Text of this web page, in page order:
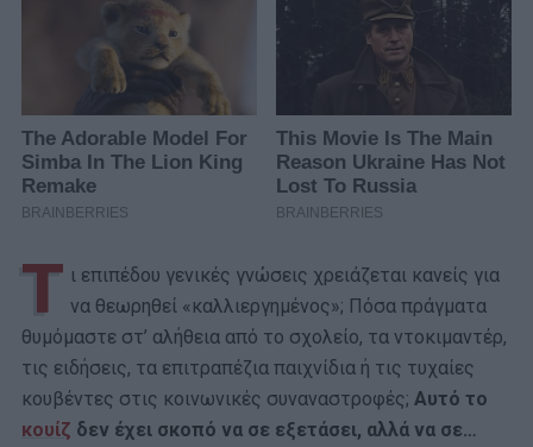
Τ ι επιπέδου γενικές γνώσεις χρειάζεται κανείς για
να θεωρηθεί «καλλιεργημένος»; Πόσα πράγματα
θυμόμαστε στ’ αλήθεια από το σχολείο, τα ντοκιμαντέρ,
τις ειδήσεις, τα επιτραπέζια παιχνίδια ή τις τυχαίες
κουβέντες στις κοινωνικές συναναστροφές; Αυτό το
κουίζ δεν έχει σκοπό να σε εξετάσει, αλλά να σε…